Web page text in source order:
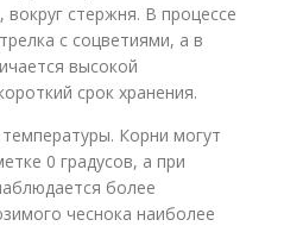
стержня. В процессе
с соцветиями, а в
высокой
срок хранения.
Корни могут
0 градусов, а при
более
чеснока наиболее